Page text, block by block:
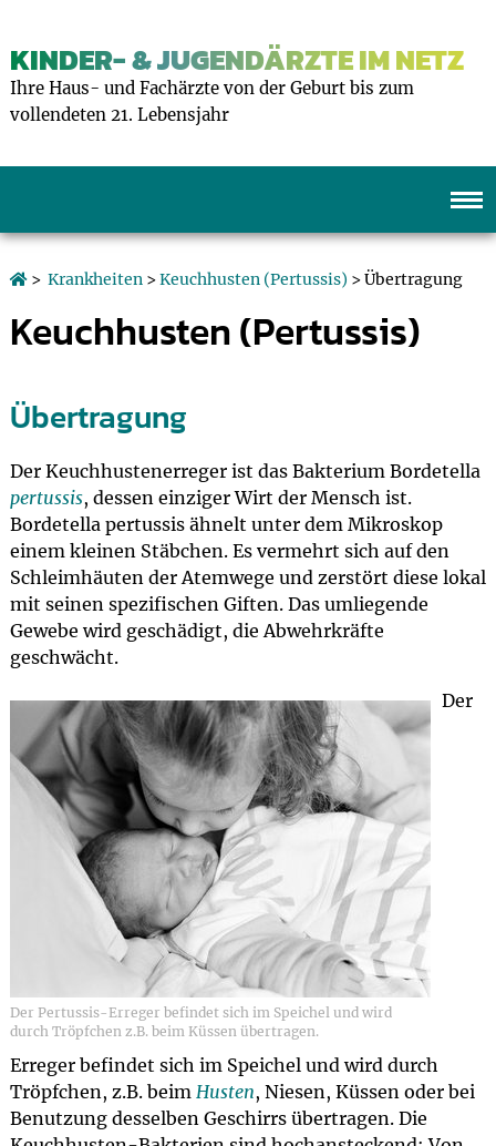
KINDER- & JUGENDÄRZTE IM NETZ
Ihre Haus- und Fachärzte von der Geburt bis zum
vollendeten 21. Lebensjahr
> Krankheiten>Keuchhusten (Pertussis) > Übertragung
Keuchhusten (Pertussis)
Übertragung
Der Keuchhustenerreger ist das Bakterium Bordetella
pertussis, dessen einziger Wirt der Mensch ist.
Bordetella pertussis ähnelt unter dem Mikroskop
einem kleinen Stäbchen. Es vermehrt sich auf den
Schleimhäuten der Atemwege und zerstört diese lokal
mit seinen spezifischen Giften. Das umliegende
Gewebe wird geschädigt, die Abwehrkräfte
geschwächt.
Der Pertussis-Erreger befindet sich im Speichel und wird
durch Tröpfchen z.B. beim Küssen übertragen.
Der
Erreger befindet sich im Speichel und wird durch
Tröpfchen, z.B. beim Husten, Niesen, Küssen oder bei
Benutzung desselben Geschirrs übertragen. Die